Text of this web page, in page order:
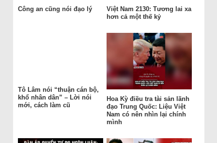
Công an cũng nói đạo lý
Việt Nam 2130: Tương lai xa
hơn cả một thế kỷ
Tô Lâm nói “thuận cán bộ,
khổ nhân dân” – Lời nói
mới, cách làm cũ
Hoa Kỳ điều tra tài sản lãnh
đạo Trung Quốc: Liệu Việt
Nam có nên nhìn lại chính
mình